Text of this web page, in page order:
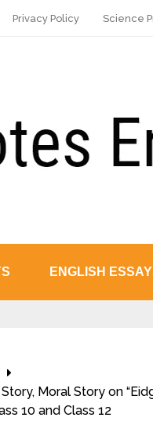
Privacy Policy Science
ENGLISH
Moral Story on
10 and Class 12